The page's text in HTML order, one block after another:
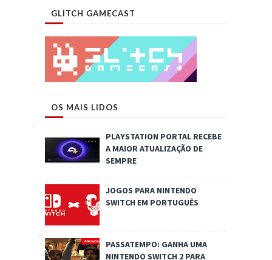
GLITCH GAMECAST
OS MAIS LIDOS
PLAYSTATION PORTAL RECEBE
A MAIOR ATUALIZAÇÃO DE
SEMPRE
JOGOS PARA NINTENDO
SWITCH EM PORTUGUÊS
PASSATEMPO: GANHA UMA
NINTENDO SWITCH 2 PARA